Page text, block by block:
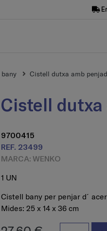
Cistell dutxa amb
Cistell
9700415
REF. 23499
MARCA: WENKO
1 UN
Cistell bany per penjar
Mides: 25 x 14 x 36 cm